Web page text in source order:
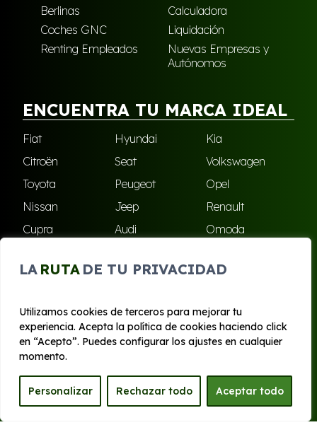
LA RUTA DE TU PRIVACIDAD
Utilizamos cookies de terceros para mejorar tu
experiencia. Acepta la política de cookies haciendo click
en “Acepto”. Puedes configurar los ajustes en cualquier
momento.
Personalizar Rechazar todo Aceptar todo
Berlinas
Calculadora
Coches GNC
Liquidación
Renting Empleados
Nuevas Empresas y
Autónomos
ENCUENTRA TU MARCA IDEAL
Fiat Hyundai
Kia
Citroën
Seat
Volkswagen
Toyota
Peugeot
Opel
Nissan
Jeep
Renault
Cupra
Audi
Omoda
Skoda
Ford Todas las marcas
© 2020 - 2026 Bilboko Renting
Aviso legal y Privacidad